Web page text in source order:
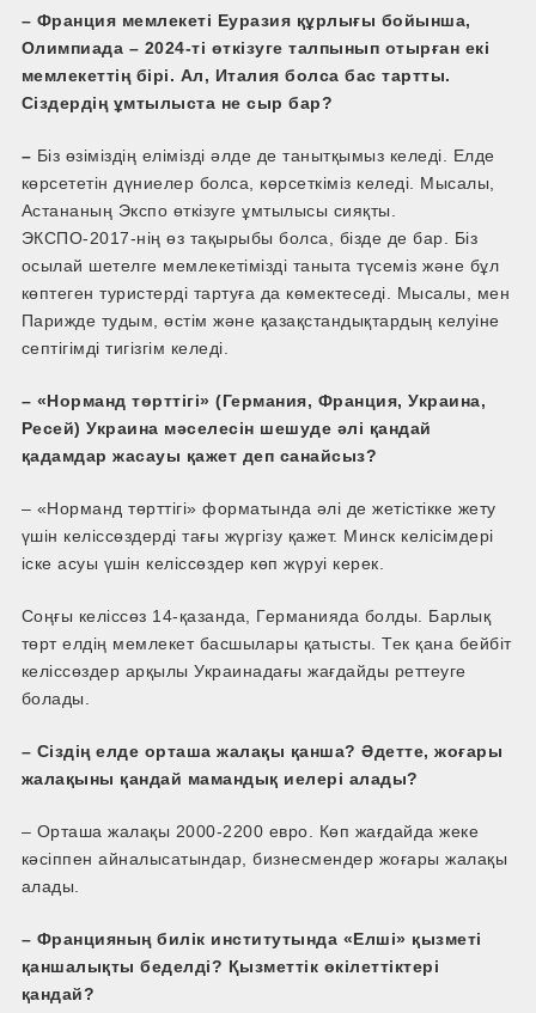
– Франция мемлекеті Еуразия құрлығы бойынша,
Олимпиада – 2024-ті өткізуге талпынып отырған екі
мемлекеттің бірі. Ал, Италия болса бас тартты.
Сіздердің ұмтылыста не сыр бар?
– Біз өзіміздің елімізді әлде де танытқымыз келеді. Елде
көрсететін дүниелер болса, көрсеткіміз келеді. Мысалы,
Астананың Экспо өткізуге ұмтылысы сияқты.
ЭКСПО­-2017-нің өз тақырыбы болса, бізде де бар. Біз
осылай шетелге мемлекетімізді таныта түсеміз және бұл
көптеген туристерді тартуға да көмектеседі. Мысалы, мен
Парижде тудым, өстім және қазақстандықтардың келуіне
септігімді тигізгім келеді.
– «Норманд төрттігі» (Германия, Франция, Украина,
Ресей) Украина мәселесін шешуде әлі қандай
қадамдар жасауы қажет деп санайсыз?
– «Норманд төрттігі» форматында әлі де жетістікке жету
үшін келіссөздерді тағы жүргізу қажет. Минск келісімдері
іске асуы үшін келіссөздер көп жүруі керек.
Соңғы келіссөз 14-қазанда, Германияда болды. Барлық
төрт елдің мемлекет басшылары қатысты. Тек қана бейбіт
келіссөздер арқылы Украинадағы жағдайды реттеуге
болады.
– Сіздің елде орташа жалақы қанша? Әдетте, жоғары
жалақыны қандай мамандық иелері алады?
– Орташа жалақы 2000-2200 евро. Көп жағдайда жеке
кәсіппен айналысатындар, бизнесмендер жоғары жалақы
алады.
– Францияның билік институтында «Елші» қызметі
қаншалықты беделді? Қызметтік өкілеттіктері
қандай?